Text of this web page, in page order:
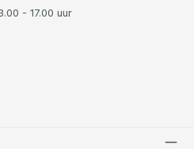
- 17.00 uur